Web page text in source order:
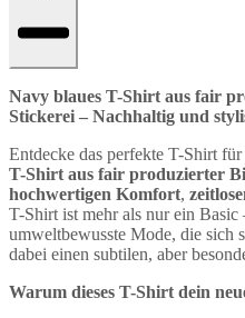
Navy blaues T-Shirt aus fair
Stickerei – Nachhaltig und
Entdecke das perfekte T-Shirt
T-Shirt aus fair produzierter
hochwertigen Komfort,
T-Shirt ist mehr als nur ein Basic
umweltbewusste Mode, die sich
dabei einen subtilen, aber
Warum dieses T-Shirt dein